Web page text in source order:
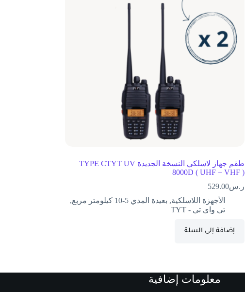
طقم جهاز لاسلكي النسخة الجديدة TYPE CTYT UV
8000D ( UHF + VHF )
ر.س529.00
الأجهزة اللاسلكية, بعيدة المدي 5-10 كيلومتر مربع
,
تي واي تي - TYT
إضافة إلى السلة
معلومات إضافية